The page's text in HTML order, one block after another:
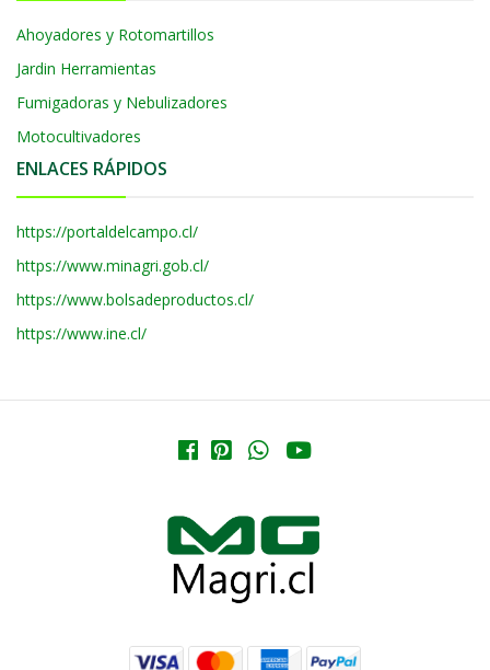
Ahoyadores y Rotomartillos
Jardin Herramientas
Fumigadoras y Nebulizadores
Motocultivadores
ENLACES RÁPIDOS
https://portaldelcampo.cl/
https://www.minagri.gob.cl/
https://www.bolsadeproductos.cl/
https://www.ine.cl/